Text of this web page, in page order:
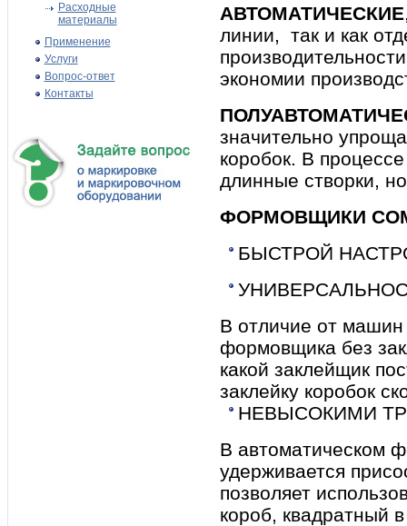
Расходные
материалы
Применение
Услуги
Вопрос-ответ
Контакты
АВТОМАТИЧЕСКИЕ
линии, так и как
экономии
значительно
коробок. В
длинные створки,
ФОРМОВЩИКИ
БЫСТРОЙ
В отличие от машин
формовщика без
какой заклейщик
заклейку коробок
НЕВЫСОКИМИ
В автоматическом
удерживается
позволяет
короб, квадратный